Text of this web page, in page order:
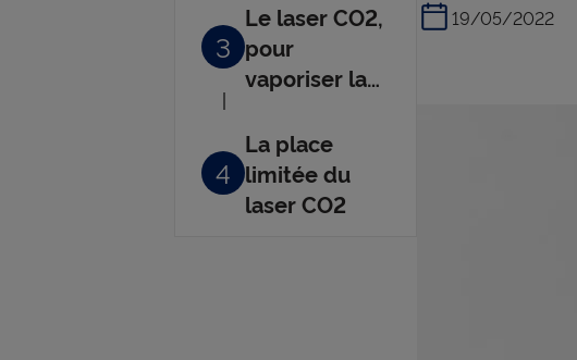
3
Le laser CO2,
pour
vaporiser la
4
La place
limitée du
laser CO2
19/05/2022